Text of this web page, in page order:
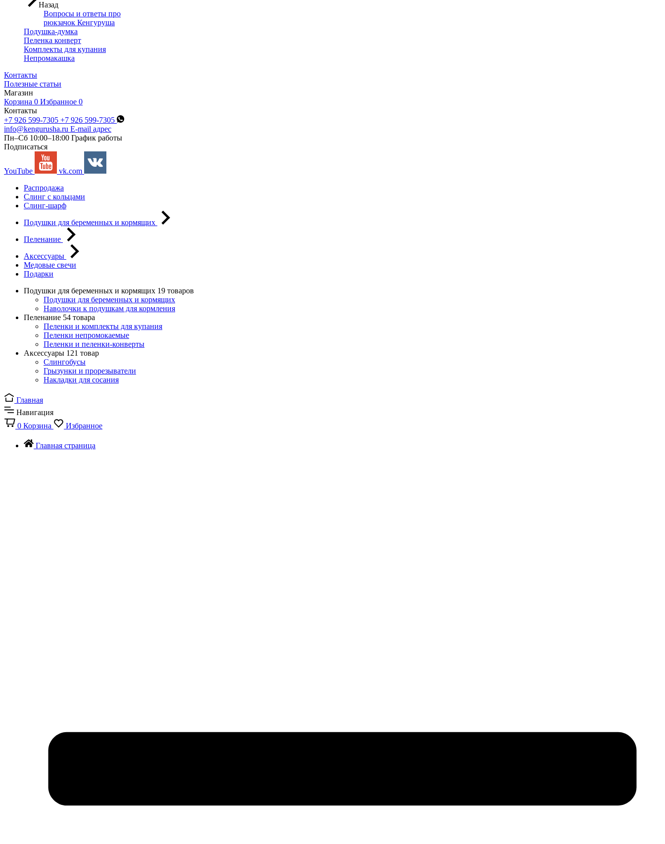
Назад
Вопросы и ответы про
рюкзачок Кенгуруша
Подушка-думка
Пеленка конверт
Комплекты для купания
Непромакашка
Контакты
Полезные статьи
Магазин
Корзина 0 Избранное 0
Контакты
+7 926 599-7305 +7 926 599-7305
info@kengurusha.ru E-mail адрес
Пн–Сб 10:00–18:00 График работы
Подписаться
YouTube
vk.com
Распродажа
Слинг с кольцами
Слинг-шарф
Подушки для беременных и кормящих
Пеленание
Аксессуары
Медовые свечи
Подарки
Подушки для беременных и кормящих 19 товаров
Подушки для беременных и кормящих
Наволочки к подушкам для кормления
Пеленание 54 товара
Пеленки и комплекты для купания
Пеленки непромокаемые
Пеленки и пеленки-конверты
Аксессуары 121 товар
Слингобусы
Грызунки и прорезыватели
Накладки для сосания
Главная
Навигация
0 Корзина Избранное
Главная страница